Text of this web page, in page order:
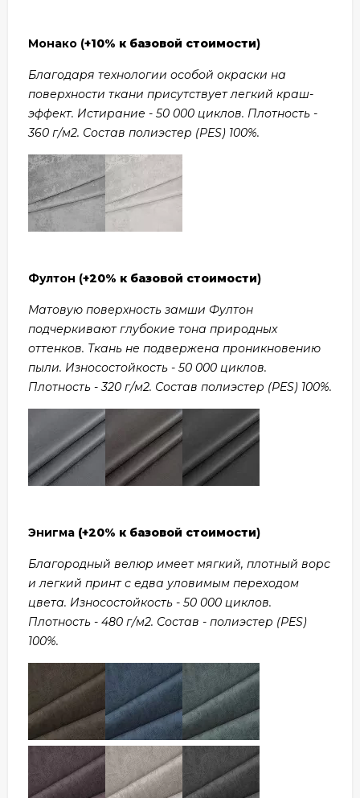
Монако (+10% к базовой стоимости)
Благодаря технологии особой окраски на
поверхности ткани присутствует легкий краш-
эффект. Истирание - 50 000 циклов. Плотность -
360 г/м2. Состав полиэстер (PES) 100%.
Фултон (+20% к базовой стоимости)
Матовую поверхность замши Фултон
подчеркивают глубокие тона природных
оттенков. Ткань не подвержена проникновению
пыли. Износостойкость - 50 000 циклов.
Плотность - 320 г/м2. Состав полиэстер (PES) 100%.
Энигма (+20% к базовой стоимости)
Благородный велюр имеет мягкий, плотный ворс
и легкий принт с едва уловимым переходом
цвета. Износостойкость - 50 000 циклов.
Плотность - 480 г/м2. Состав - полиэстер (PES)
100%.